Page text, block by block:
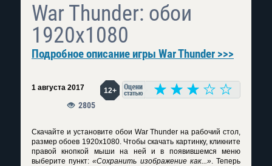
War Thunder: обои
1920x1080
Подробное описание игры War Thunder >>>
1 августа 2017 12+
2805
Скачайте и установите обои War Thunder на рабочий стол,
размер обоев 1920x1080. Чтобы скачать картинку, кликните
правой кнопкой мыши на ней и в появившемся меню
выберите пункт:«Сохранить изображение как...». Теперь